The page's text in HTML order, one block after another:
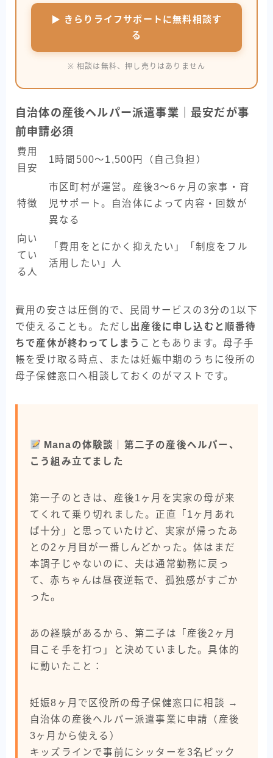
▶ きらりライフサポートに無料相談す
る
※ 相談は無料、押し売りはありません
自治体の産後ヘルパー派遣事業｜最安だが事
前申請必須
費用
目安
1時間500〜1,500円（自己負担）
特徴
市区町村が運営。産後3〜6ヶ月の家事・育
児サポート。自治体によって内容・回数が
異なる
向い
てい
る人
「費用をとにかく抑えたい」「制度をフル
活用したい」人
費用の安さは圧倒的で、民間サービスの3分の1以下
で使えることも。ただし 出産後に申し込むと順番待
ちで産休が終わってしまう こともあります。母子手
帳を受け取る時点、または妊娠中期のうちに役所の
母子保健窓口へ相談しておくのがマストです。
Manaの体験談｜第二子の産後ヘルパー、
こう組み立てました
第一子のときは、産後1ヶ月を実家の母が来
てくれて乗り切れました。正直「1ヶ月あれ
ば十分」と思っていたけど、実家が帰ったあ
との2ヶ月目が一番しんどかった。体はまだ
本調子じゃないのに、夫は通常勤務に戻っ
て、赤ちゃんは昼夜逆転で、孤独感がすごか
った。
あの経験があるから、第二子は「産後2ヶ月
目こそ手を打つ」と決めていました。具体的
に動いたこと：
妊娠8ヶ月で区役所の母子保健窓口に相談 →
自治体の産後ヘルパー派遣事業に申請（産後
3ヶ月から使える）
キッズラインで事前にシッターを3名ピック